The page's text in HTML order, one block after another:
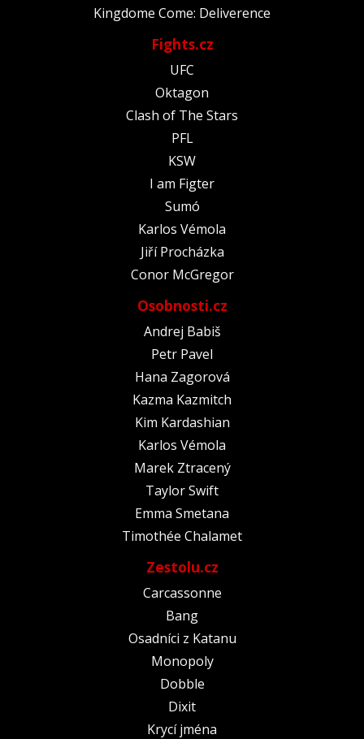
Kingdome Come: Deliverence
Fights.cz
UFC
Oktagon
Clash of The Stars
PFL
KSW
I am Figter
Sumó
Karlos Vémola
Jiří Procházka
Conor McGregor
Osobnosti.cz
Andrej Babiš
Petr Pavel
Hana Zagorová
Kazma Kazmitch
Kim Kardashian
Karlos Vémola
Marek Ztracený
Taylor Swift
Emma Smetana
Timothée Chalamet
Zestolu.cz
Carcassonne
Bang
Osadníci z Katanu
Monopoly
Dobble
Dixit
Krycí jména